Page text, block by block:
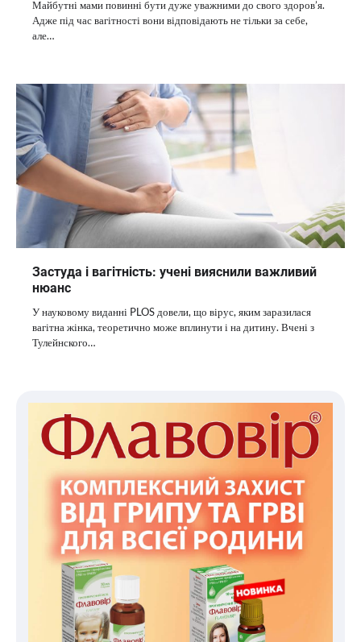
Майбутні мами повинні бути дуже уважними до свого здоров’я.
Адже під час вагітності вони відповідають не тільки за себе,
але…
Застуда і вагітність: учені вияснили важливий
нюанс
У науковому виданні PLOS довели, що вірус, яким заразилася
вагітна жінка, теоретично може вплинути і на дитину. Вчені з
Тулейнского…